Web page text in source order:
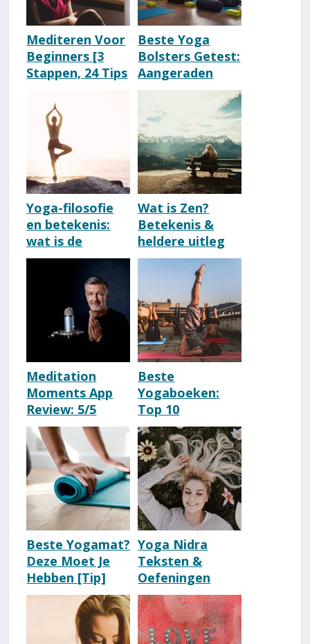
Mediteren Voor
Beginners [3
Stappen, 24 Tips
Oefeningen]
Beste Yoga
Bolsters Getest:
Aangeraden
Keuze Om Te
Kopen [2026]
Yoga-filosofie
en betekenis:
wat is de
filosofie achter
Wat is Zen?
Betekenis &
heldere uitleg
['Zen worden' &
Zen-meditatie]
Meditation
Moments App
Review: 5/5
Simpel &
Uitnodigend
[Ervaring]
Beste
Yogaboeken:
Top 10
Aanraders
[Update 2026]
Beste Yogamat?
Deze Moet Je
Hebben [Tip]
[2026]
Yoga Nidra
Teksten &
Oefeningen
[Nederlandse
Scripts]